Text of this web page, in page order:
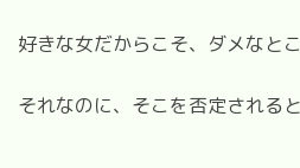
好きな女だからこそ、ダメなと
それなのに、そこを否定される